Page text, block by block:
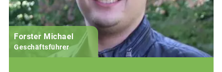
Forster Michael
Geschäftsführer